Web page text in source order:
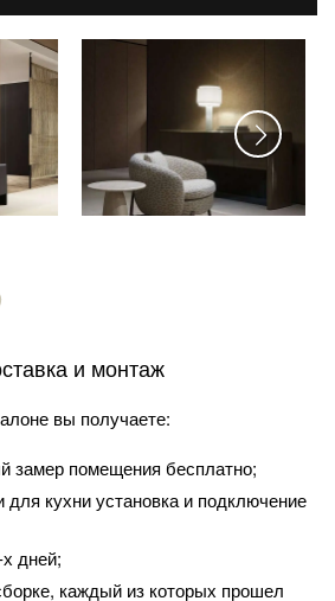
и монтаж
вы получаете:
замер помещения бесплатно;
для кухни установка и подключение
дней;
каждый из которых прошел